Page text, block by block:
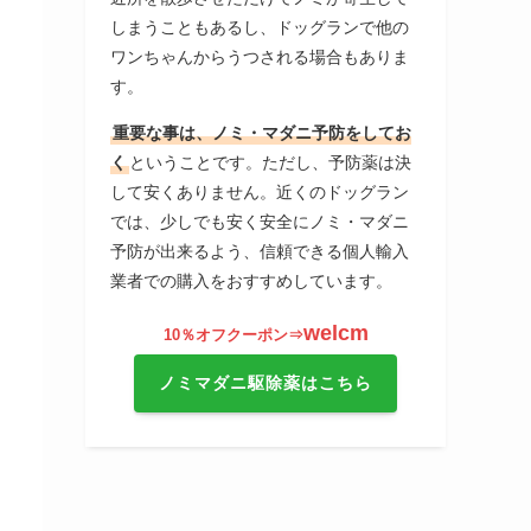
しまうこともあるし、ドッグランで他の
ワンちゃんからうつされる場合もありま
す。
重要な事は、ノミ・マダニ予防をしてお
く ということです。ただし、予防薬は決
して安くありません。近くのドッグラン
では、少しでも安く安全にノミ・マダニ
予防が出来るよう、信頼できる個人輸入
業者での購入をおすすめしています。
10％オフクーポン⇒welcm
ノミマダニ駆除薬はこちら